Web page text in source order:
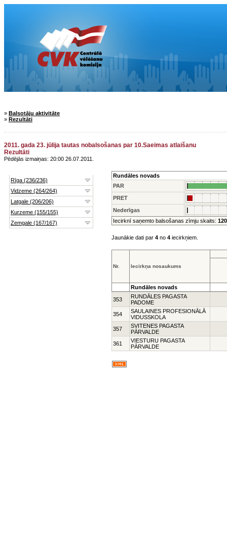
» Balsotāju aktivitāte
» Rezultāti
2011. gada 23. jūlija tautas nobalsošanas par 10.Saeimas atlaišanu
Rezultāti
Pēdējās izmaiņas: 20:00 26.07.2011.
Rundāles novads
PAR
PRET
Nederīgas
Iecirknī saņemto balsošanas zīmju skaits:
Jaunākie dati par 4 no 4 iecirkņiem.
Nr. Iecirkņa nosaukums
Rundāles novads
353
RUNDĀLES PAGASTA
PADOME
354
SAULAINES PROFESIONĀLĀ
VIDUSSKOLA
357
SVITENES PAGASTA
PĀRVALDE
361
VIESTURU PAGASTA
PĀRVALDE